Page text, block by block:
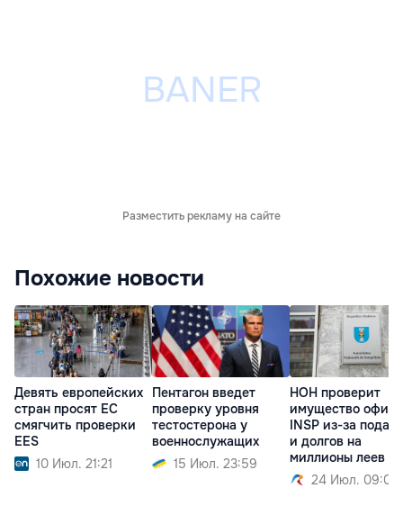
Разместить рекламу на сайте
Похожие новости
Девять европейских
стран просят ЕС
смягчить проверки
EES
10 Июл. 21:21
Пентагон введет
проверку уровня
тестостерона у
военнослужащих
15 Июл. 23:59
НОН проверит
имущество
INSP из-за
и долгов на
миллионы леев
24 Июл. 09:01